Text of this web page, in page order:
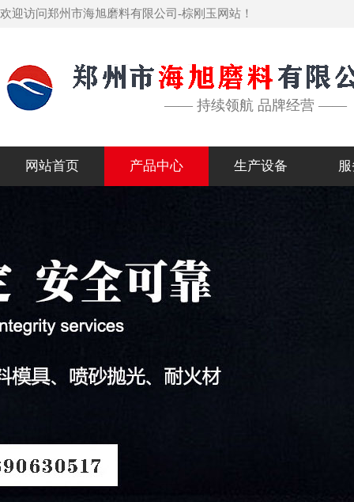
欢迎访问郑州市海旭磨料有限公司-棕刚玉网站！
—— 持续领航 品牌经营 ——
网站首页 产品中心 生产设备